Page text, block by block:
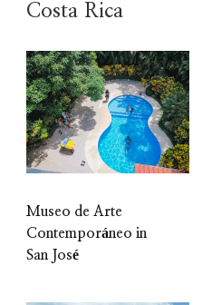
Costa Rica
Museo de Arte
Contemporáneo in
San José